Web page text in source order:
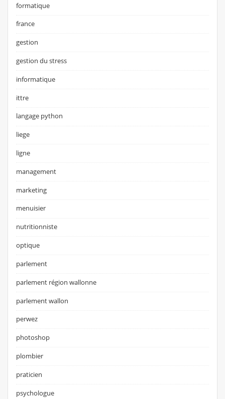
formatique
france
gestion
gestion du stress
informatique
ittre
langage python
liege
ligne
management
marketing
menuisier
nutritionniste
optique
parlement
parlement région wallonne
parlement wallon
perwez
photoshop
plombier
praticien
psychologue